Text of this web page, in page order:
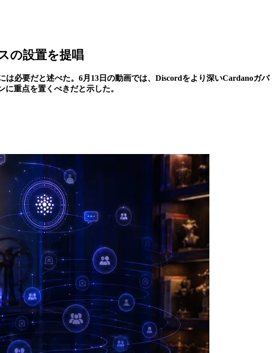
の設置を提唱
必要だと述べた。6月13日の動画では、Discordをより深いCardanoガバ
重点を置くべきだと示した。